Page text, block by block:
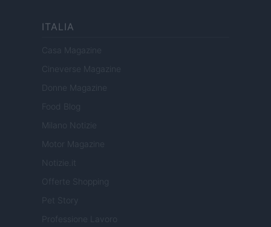
ITALIA
Casa Magazine
Cineverse Magazine
Donne Magazine
Food Blog
Milano Notizie
Motor Magazine
Notizie.it
Offerte Shopping
Professione Lavoro